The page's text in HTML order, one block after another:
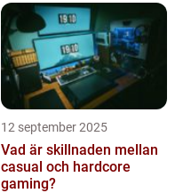
12 september 2025
Vad är skillnaden mellan
casual och hardcore
gaming?